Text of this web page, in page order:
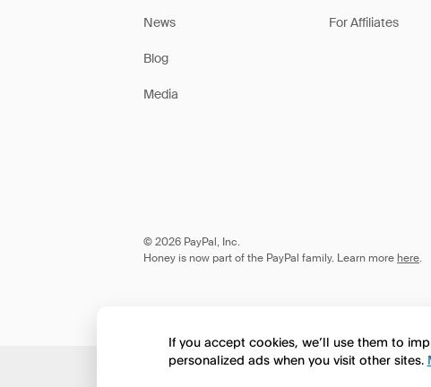
News
Blog
Media
For Affiliates
© 2026 PayPal, Inc.
Honey is now part of the PayPal family. Learn more here.
If you accept cookies, we’ll use them to
personalized ads when you visit other sites.